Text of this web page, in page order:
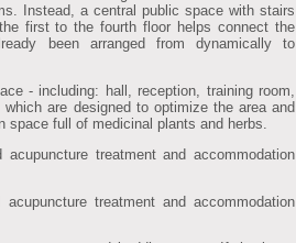
Instead, a central public space with stairs
first to the fourth floor helps connect the
been arranged from dynamically to
- including: hall, reception, training room,
are designed to optimize the area and
space full of medicinal plants and herbs.
treatment and accommodation
treatment and accommodation